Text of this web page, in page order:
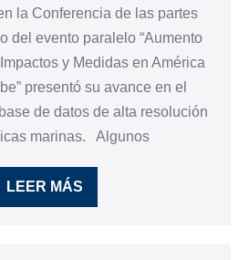
la Conferencia de las partes
del evento paralelo “Aumento
y Medidas en América
presentó su avance en el
de datos de alta resolución
marinas. Algunos
LEER MÁS